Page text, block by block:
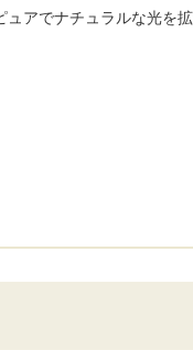
アでナチュラルな光を